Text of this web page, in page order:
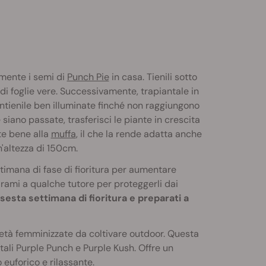
i semi di Punch Piein casa. Tienili sotto
foglie vere. Successivamente, trapiantale in
ben illuminate finché non raggiungono
passate, trasferisci le piante in crescita
bene alla muffa, il che la rende adatta anche
di 150cm.
di fase di fioritura per aumentare
a qualche tutore per proteggerli dai
settimana di fioritura e preparati a
femminizzate da coltivare outdoor. Questa
Purple Punch e Purple Kush. Offre un
e rilassante.